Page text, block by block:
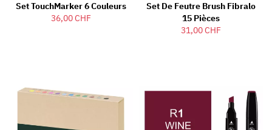
Set TouchMarker 6 Couleurs
36,00 CHF
Set De Feutre Brush Fibralo
15 Pièces
31,00 CHF